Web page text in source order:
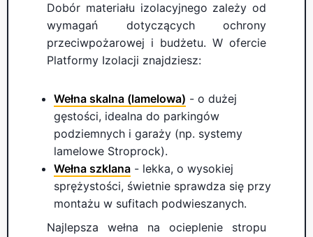
Dobór materiału izolacyjnego zależy od
wymagań dotyczących ochrony
przeciwpożarowej i budżetu. W ofercie
Platformy Izolacji znajdziesz:
Wełna skalna (lamelowa) - o dużej
gęstości, idealna do parkingów
podziemnych i garaży (np. systemy
lamelowe Stroprock).
Wełna szklana - lekka, o wysokiej
sprężystości, świetnie sprawdza się przy
montażu w sufitach podwieszanych.
Najlepsza wełna na ocieplenie stropu